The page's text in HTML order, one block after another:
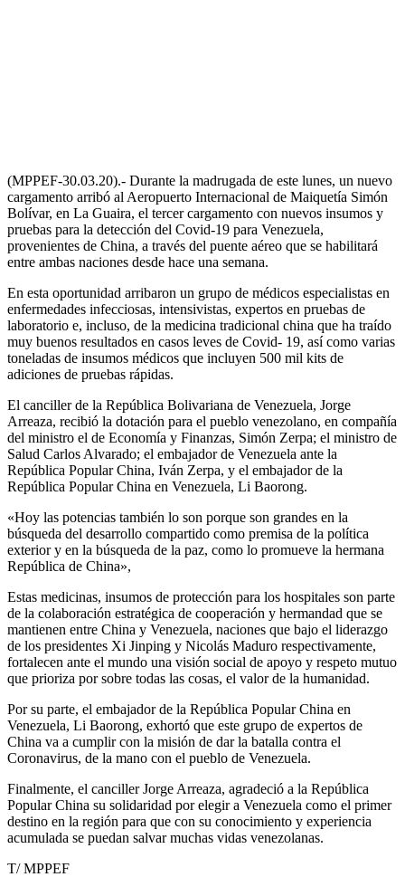
(MPPEF-30.03.20).- Durante la madrugada de este lunes, un nuevo
cargamento arribó al Aeropuerto Internacional de Maiquetía Simón
Bolívar, en La Guaira, el tercer cargamento con nuevos insumos y
pruebas para la detección del Covid-19 para Venezuela,
provenientes de China, a través del puente aéreo que se habilitará
entre ambas naciones desde hace una semana.
En esta oportunidad arribaron un grupo de médicos especialistas en
enfermedades infecciosas, intensivistas, expertos en pruebas de
laboratorio e, incluso, de la medicina tradicional china que ha traído
muy buenos resultados en casos leves de Covid- 19, así como varias
toneladas de insumos médicos que incluyen 500 mil kits de
adiciones de pruebas rápidas.
El canciller de la República Bolivariana de Venezuela, Jorge
Arreaza, recibió la dotación para el pueblo venezolano, en compañía
del ministro el de Economía y Finanzas, Simón Zerpa; el ministro de
Salud Carlos Alvarado; el embajador de Venezuela ante la
República Popular China, Iván Zerpa, y el embajador de la
República Popular China en Venezuela, Li Baorong.
«Hoy las potencias también lo son porque son grandes en la
búsqueda del desarrollo compartido como premisa de la política
exterior y en la búsqueda de la paz, como lo promueve la hermana
República de China»,
Estas medicinas, insumos de protección para los hospitales son parte
de la colaboración estratégica de cooperación y hermandad que se
mantienen entre China y Venezuela, naciones que bajo el liderazgo
de los presidentes Xi Jinping y Nicolás Maduro respectivamente,
fortalecen ante el mundo una visión social de apoyo y respeto mutuo
que prioriza por sobre todas las cosas, el valor de la humanidad.
Por su parte, el embajador de la República Popular China en
Venezuela, Li Baorong, exhortó que este grupo de expertos de
China va a cumplir con la misión de dar la batalla contra el
Coronavirus, de la mano con el pueblo de Venezuela.
Finalmente, el canciller Jorge Arreaza, agradeció a la República
Popular China su solidaridad por elegir a Venezuela como el primer
destino en la región para que con su conocimiento y experiencia
acumulada se puedan salvar muchas vidas venezolanas.
T/ MPPEF